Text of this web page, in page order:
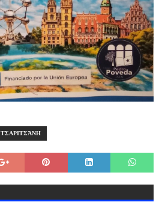
ΤΣΑΡΙΤΣΆΝΗ